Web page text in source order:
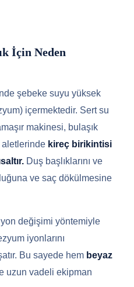
İçin Neden
şebeke suyu yüksek
içermektedir. Sert su
makinesi, bulaşık
kireç birikintisi
Duş başlıklarını ve
ve saç dökülmesine
değişimi yöntemiyle
iyonlarını
Bu sayede hem beyaz
uzun vadeli ekipman